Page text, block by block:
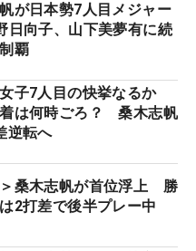
が日本勢7人目メジャー
向子、山下美夢有に続
覇
子7人目の快挙なるか
は何時ごろ？ 桑木志帆
逆転へ
＞桑木志帆が首位浮上 勝
2打差で後半プレー中